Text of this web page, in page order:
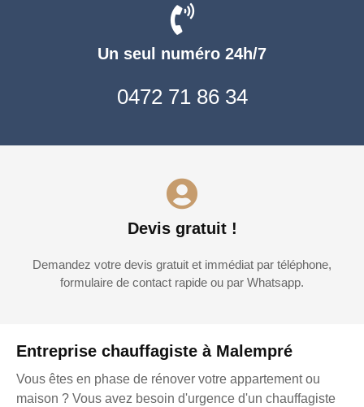
Entreprise chauffagiste à Malempré
Vous êtes en phase de rénover votre appartement ou
maison ? Vous avez besoin d'urgence d'un chauffagiste
Un seul numéro 24h/7
0472 71 86 34
Devis gratuit !
Demandez votre devis gratuit et immédiat par téléphone,
formulaire de contact rapide ou par Whatsapp.